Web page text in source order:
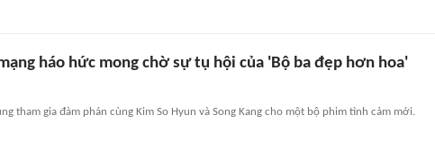
háo hức mong chờ sự tụ hội của 'Bộ ba đẹp hơn hoa'
tham gia đàm phán cùng Kim So Hyun và Song Kang cho một bộ phim tình cảm mới.